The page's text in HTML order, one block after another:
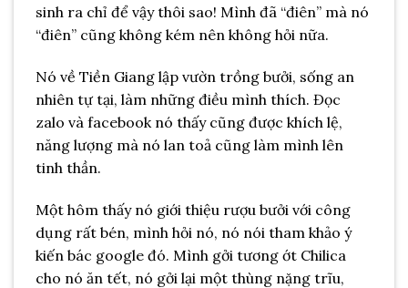
sinh ra chỉ để vậy thôi sao! Mình đã “điên” mà nó
“điên” cũng không kém nên không hỏi nữa.
Nó về Tiền Giang lập vườn trồng bưởi, sống an
nhiên tự tại, làm những điều mình thích. Đọc
zalo và facebook nó thấy cũng được khích lệ,
năng lượng mà nó lan toả cũng làm mình lên
tinh thần.
Một hôm thấy nó giới thiệu rượu bưởi với công
dụng rất bén, mình hỏi nó, nó nói tham khảo ý
kiến bác google đó. Mình gởi tương ớt Chilica
cho nó ăn tết, nó gởi lại một thùng nặng trĩu,